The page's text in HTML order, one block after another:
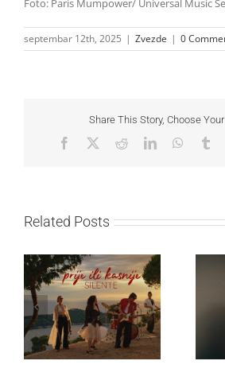
Foto: Paris Mumpower/ Universal Music
septembar 12th, 2025 | Zvezde | 0
Share This Story, Choose
Facebook RedditLinkedIn
Related Posts
Silente objavio novi
singl “Prije ili kasnije”